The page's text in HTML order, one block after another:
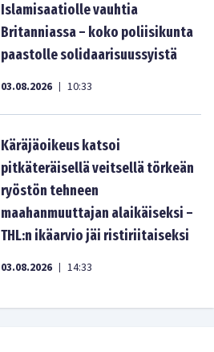
Islamisaatiolle vauhtia
Britanniassa – koko poliisikunta
paastolle solidaarisuussyistä
03.08.2026 | 10:33
Käräjäoikeus katsoi
pitkäteräisellä veitsellä törkeän
ryöstön tehneen
maahanmuuttajan alaikäiseksi –
THL:n ikäarvio jäi ristiriitaiseksi
03.08.2026 | 14:33